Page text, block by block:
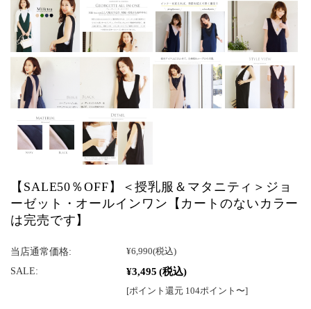
【SALE50％OFF】＜授乳服＆マタニティ＞ジョ
ーゼット・オールインワン【カートのないカラー
は完売です】
当店通常価格: ¥6,990(税込)
SALE: ¥3,495 (税込)
[ポイント還元 104ポイント〜]